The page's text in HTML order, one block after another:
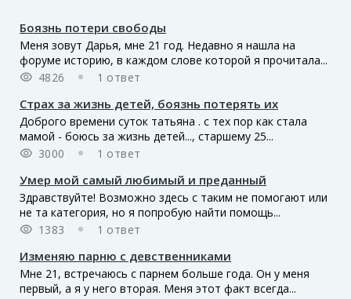
Боязнь потери свободы
Меня зовут Дарья, мне 21 год. Недавно я нашла на
форуме историю, в каждом слове которой я прочитала...
4826
1 ответ
Страх за жизнь детей, боязнь потерять их
Доброго времени суток татьяна . с тех пор как стала
мамой - боюсь за жизнь детей..., старшему 25...
3000
1 ответ
Умер мой самый любимый и преданный
Здравствуйте! Возможно здесь с таким не помогают или
не та категория, но я попробую найти помощь...
1383
1 ответ
Изменяю парню с девственниками
Мне 21, встречаюсь с парнем больше года. Он у меня
первый, а я у него вторая. Меня этот факт всегда...